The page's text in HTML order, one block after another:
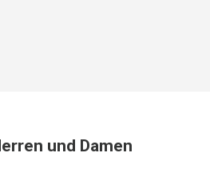
laden
und Damen